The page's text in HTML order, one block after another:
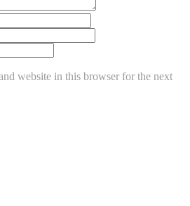
website in this browser for the next